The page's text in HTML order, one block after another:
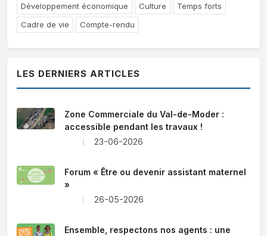
Développement économique
Culture
Temps forts
Cadre de vie
Compte-rendu
LES DERNIERS ARTICLES
Zone Commerciale du Val-de-Moder :
accessible pendant les travaux !
23-06-2026
Forum « Être ou devenir assistant maternel
»
26-05-2026
Ensemble, respectons nos agents : une